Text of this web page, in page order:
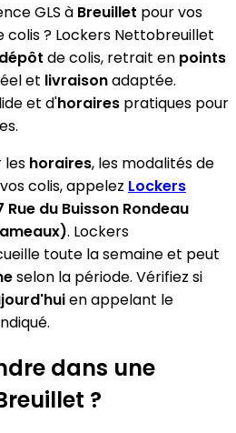
GLS à Breuillet pour vos
? Lockers Nettobreuillet
dépôt de colis, retrait en points
et livraisonadaptée.
et d'horaires pratiques pour
les horaires, les modalités de
colis, appelez Lockers
Rue du Buisson Rondeau
. Lockers
toute la semaine et peut
selon la période. Vérifiez si
en appelant le
dans une
?